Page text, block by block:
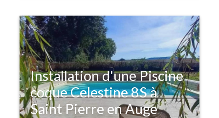
Installation d'une Piscine
coque Celestine 8S à
Saint Pierre en Auge